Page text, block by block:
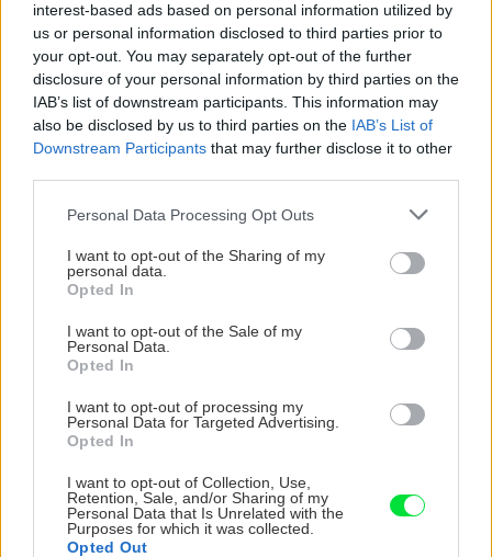
interest-based ads based on personal information utilized by
us or personal information disclosed to third parties prior to
your opt-out. You may separately opt-out of the further
disclosure of your personal information by third parties on the
IAB’s list of downstream participants. This information may
also be disclosed by us to third parties on the IAB’s List of
Downstream Participants that may further disclose it to other
Please note that this website/app uses one or more Google
not limited to your visit or usage behaviour. You may click to
grant or deny consent to Google and its third-party tags to
use your data for below specified purposes in below Google
consent section.
Personal Data Processing Opt Outs
I want to opt-out of the Sharing of my
personal data.
Opted In
I want to opt-out of the Sale of my
Personal Data.
Opted In
I want to opt-out of processing my
Personal Data for Targeted Advertising.
Opted In
I want to opt-out of Collection, Use,
Retention, Sale, and/or Sharing of my
Personal Data that Is Unrelated with the
Purposes for which it was collected.
Opted Out
Trvalky, ktoré znesú
sucho a teplo? Tieto
vysaďte na miesta, na
ktoré slnko svieti celý
deň
Nemusí to byť len
levanduľa! 7 fialových
krások, ktoré rozžiaria
vašu záhradu
Môže aspirín zachrániť
ochabnuté izbové
rastliny? Pravda vás
možno prekvapí
Júlový reštart uhoriek
podporiť k druhej vlne
kvitnutia?
CHALUPA